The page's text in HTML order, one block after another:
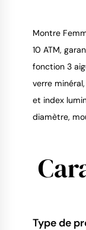
Montre
10 ATM,
fonction 3
verre
et index
diamètre,
Type de